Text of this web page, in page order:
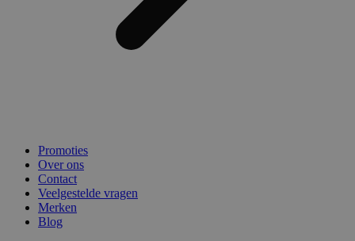
Promoties
Over ons
Contact
Veelgestelde vragen
Merken
Blog